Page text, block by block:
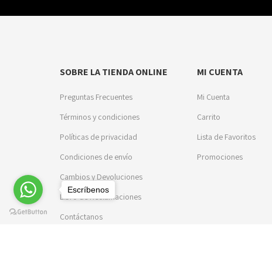
SOBRE LA TIENDA ONLINE
Preguntas Frecuentes
Términos y condiciones
Políticas de privacidad
Condiciones de envío
Cambios y Devoluciones
Libro de Reclamaciones
Contáctanos
MI CUENTA
Mi Cuenta
Carrito
Lista de Favoritos
Promociones
Escríbenos